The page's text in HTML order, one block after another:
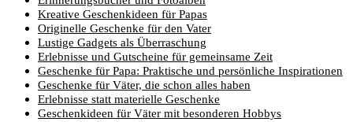
Kreative Geschenkideen für Papas
Originelle Geschenke für den Vater
Lustige Gadgets als Überraschung
Erlebnisse und Gutscheine für gemeinsame Zeit
Geschenke für Papa: Praktische und persönliche Inspirationen
Geschenke für Väter, die schon alles haben
Erlebnisse statt materielle Geschenke
Geschenkideen für Väter mit besonderen Hobbys